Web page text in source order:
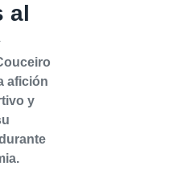
al
afición
y